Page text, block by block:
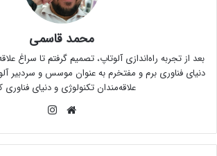
محمد قاسمی
بعد از تجربه راه‌اندازی آلوتاپ، تصمیم گرفتم تا سراغ
دنیای فناوری برم و مفتخرم به عنوان موسس و سردبیر
علاقه‌مندان تکنولوژی و دنیای فناوری
وبس
ت گرام